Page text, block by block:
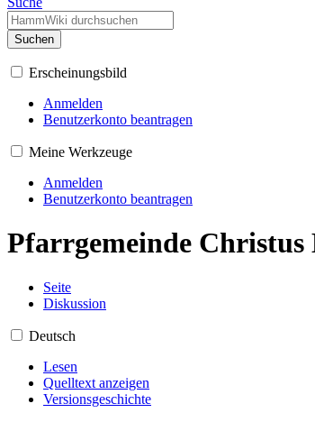
Suchen
Erscheinungsbild
Anmelden
Benutzerkonto beantragen
Meine Werkzeuge
Anmelden
Benutzerkonto beantragen
Pfarrgemeinde Christus
Seite
Diskussion
Deutsch
Lesen
Quelltext anzeigen
Versionsgeschichte